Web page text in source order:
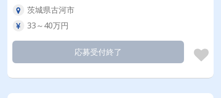
茨城県古河市
33～40万円
応募受付終了